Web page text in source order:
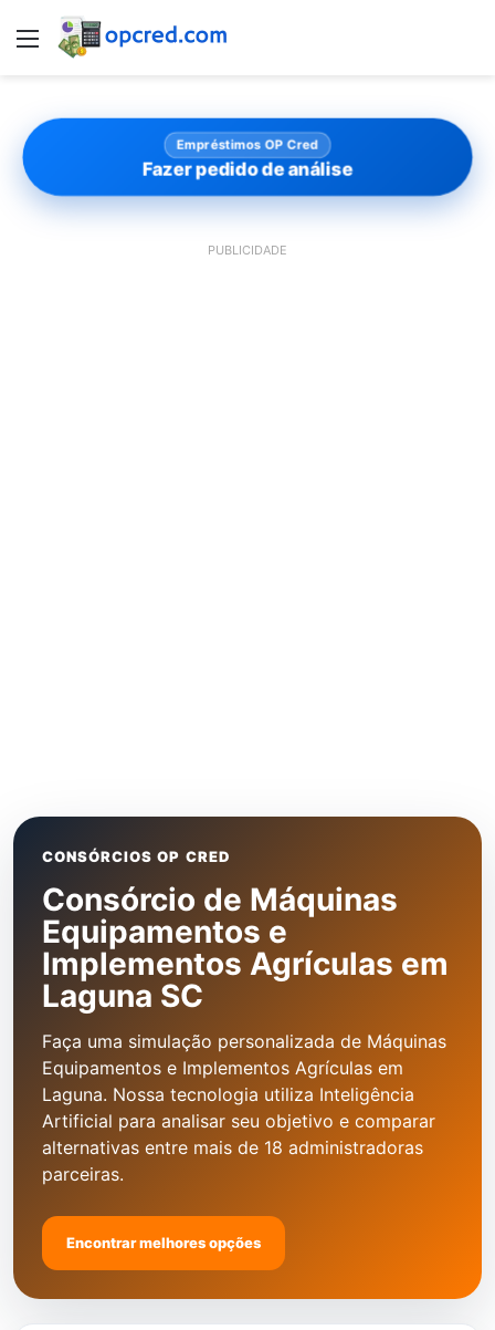
Menu
Empréstimos OP Cred
Fazer pedido de análise
PUBLICIDADE
CONSÓRCIOS OP CRED
Consórcio de Máquinas
Equipamentos e
Implementos Agrículas em
Laguna SC
Faça uma simulação personalizada de Máquinas
Equipamentos e Implementos Agrículas em
Laguna. Nossa tecnologia utiliza Inteligência
Artificial para analisar seu objetivo e comparar
alternativas entre mais de 18 administradoras
parceiras.
Encontrar melhores opções